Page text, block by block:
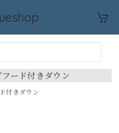
ード付きダウン